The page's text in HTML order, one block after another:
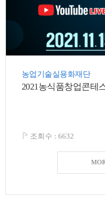
농업기술실용화재단
2021농식품창업콘테
조회수 : 6632